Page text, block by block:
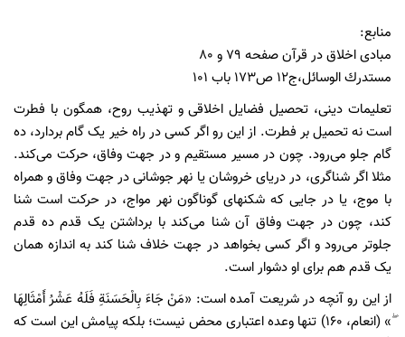
منابع:
مبادی اخلاق در قرآن صفحه ۷۹ و ۸۰
مستدرك الوسائل،ج۱۲ ص۱۷۳ باب ۱۰۱
تعلیمات دینی، تحصیل فضایل اخلاقی و تهذیب روح، همگون با فطرت
است نه تحمیل بر فطرت. از این رو اگر کسی در راه خیر یک گام بردارد، ده
گام جلو می‌رود. چون در مسیر مستقیم و در جهت وفاق، حرکت می‌کند.
مثلا اگر شناگری، در دریای خروشان یا نهر جوشانی در جهت وفاق و همراه
با موج، یا در جایی که شکنهای گوناگون نهر مواج، در حرکت است شنا
کند، چون در جهت وفاق آن شنا می‌کند با برداشتن یک قدم ده قدم
جلوتر می‌رود و اگر کسی بخواهد در جهت خلاف شنا کند به اندازه همان
یک قدم هم برای او دشوار است.
از این رو آنچه در شریعت آمده است: «مَنْ جَاءَ بِالْحَسَنَةِ فَلَهُ عَشْرُ أَمْثَالِهَا
ۖ» (انعام، ۱۶۰) تنها وعده اعتباری محض نیست؛ بلکه پیامش این است که